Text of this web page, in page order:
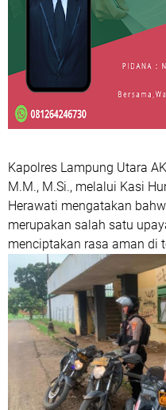
Kapolres Lampung Utara
M.M., M.Si., melalui Kasi
Herawati mengatakan
merupakan salah satu
menciptakan rasa aman di